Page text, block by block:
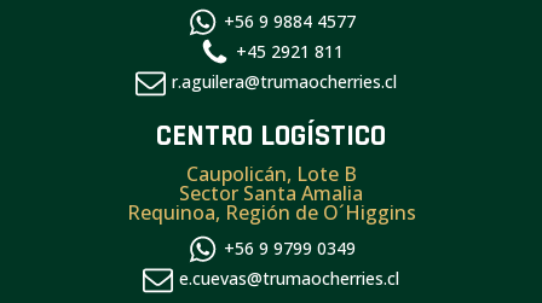
+56 9 9884 4577
+45 2921 811
r.aguilera@trumaocherries.cl
CENTRO LOGÍSTICO
Caupolicán, Lote B
Sector Santa Amalia
Requinoa, Región de O´Higgins
+56 9 9799 0349
e.cuevas@trumaocherries.cl